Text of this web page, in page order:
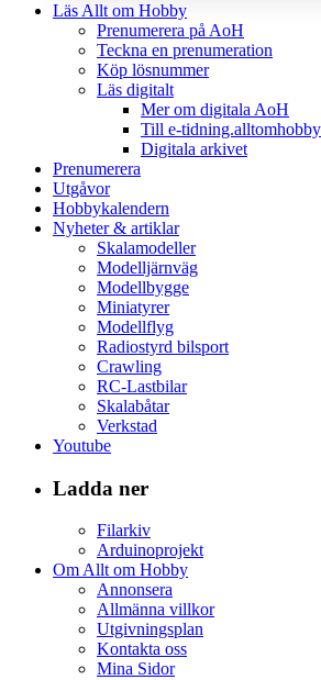
Läs Allt om Hobby
Prenumerera på AoH
Teckna en prenumeration
Köp lösnummer
Läs digitalt
Mer om digitala AoH
Till e-
Digitala arkivet
Prenumerera
Utgåvor
Hobbykalendern
Nyheter & artiklar
Skalamodeller
Modelljärnväg
Modellbygge
Miniatyrer
Modellflyg
Radiostyrd bilsport
Crawling
RC-Lastbilar
Skalabåtar
Verkstad
Youtube
Ladda ner
Filarkiv
Arduinoprojekt
Om Allt om Hobby
Annonsera
Allmänna villkor
Utgivningsplan
Kontakta oss
Mina Sidor